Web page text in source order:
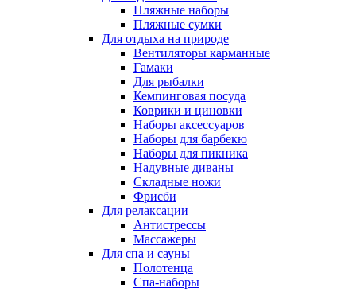
Пляжные наборы
Пляжные сумки
Для отдыха на природе
Вентиляторы карманные
Гамаки
Для рыбалки
Кемпинговая посуда
Коврики и циновки
Наборы аксессуаров
Наборы для барбекю
Наборы для пикника
Надувные диваны
Складные ножи
Фрисби
Для релаксации
Антистрессы
Массажеры
Для спа и сауны
Полотенца
Спа-наборы